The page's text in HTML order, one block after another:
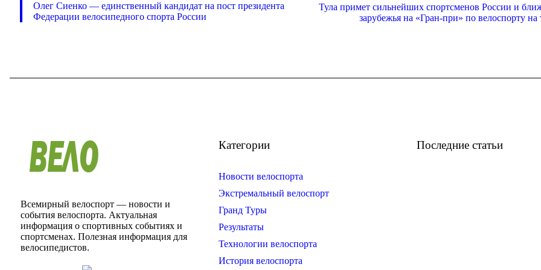
Олег Сиенко — единственный кандидат на пост президента
Федерации велосипедного спорта России
Тула примет сильнейших спортсменов России и
зарубежья на «Гран-при» по велоспорту на
Всемирный велоспорт — новости и
события велоспорта. Актуальная
информация о спортивных событиях и
спортсменах. Полезная информация для
велосипедистов.
Категории
Новости велоспорта
Экстремальный велоспорт
Гранд Туры
Результаты
Технологии велоспорта
История велоспорта
Последние статьи